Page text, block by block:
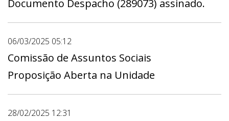
Documento Despacho (289073) assinado.
06/03/2025 05:12
Comissão de Assuntos Sociais
Proposição Aberta na Unidade
28/02/2025 12:31